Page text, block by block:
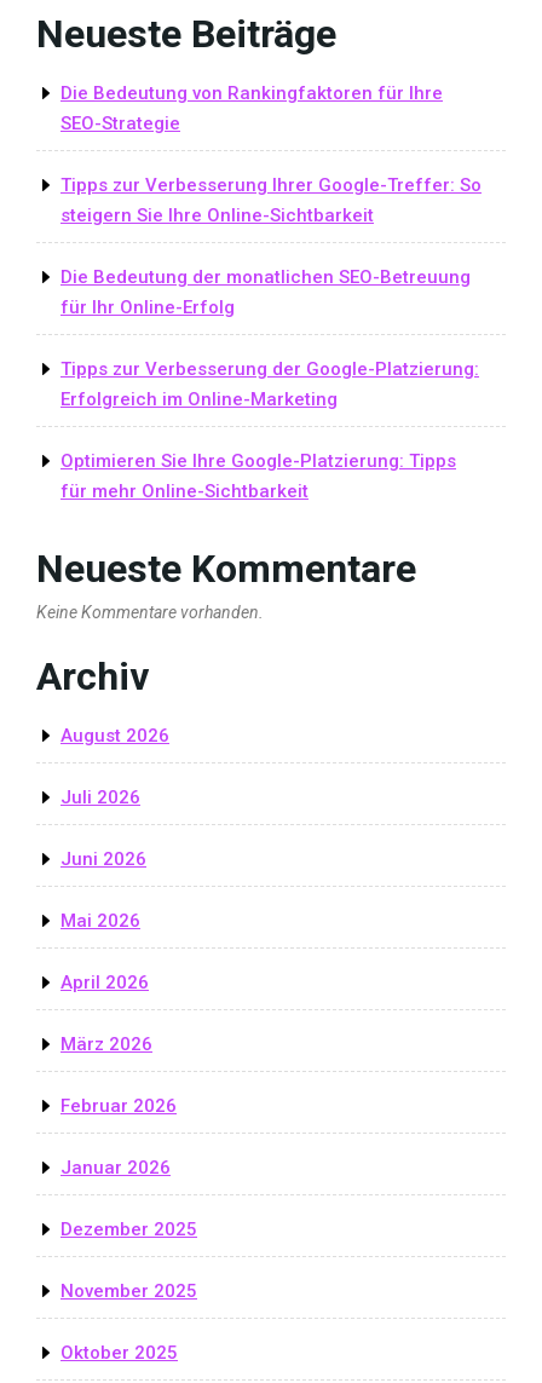
Neueste Beiträge
Die Bedeutung von Rankingfaktoren für Ihre
SEO-Strategie
Tipps zur Verbesserung Ihrer Google-Treffer: So
steigern Sie Ihre Online-Sichtbarkeit
Die Bedeutung der monatlichen SEO-Betreuung
für Ihr Online-Erfolg
Tipps zur Verbesserung der Google-Platzierung:
Erfolgreich im Online-Marketing
Optimieren Sie Ihre Google-Platzierung: Tipps
für mehr Online-Sichtbarkeit
Neueste Kommentare
Keine Kommentare vorhanden.
Archiv
August 2026
Juli 2026
Juni 2026
Mai 2026
April 2026
März 2026
Februar 2026
Januar 2026
Dezember 2025
November 2025
Oktober 2025